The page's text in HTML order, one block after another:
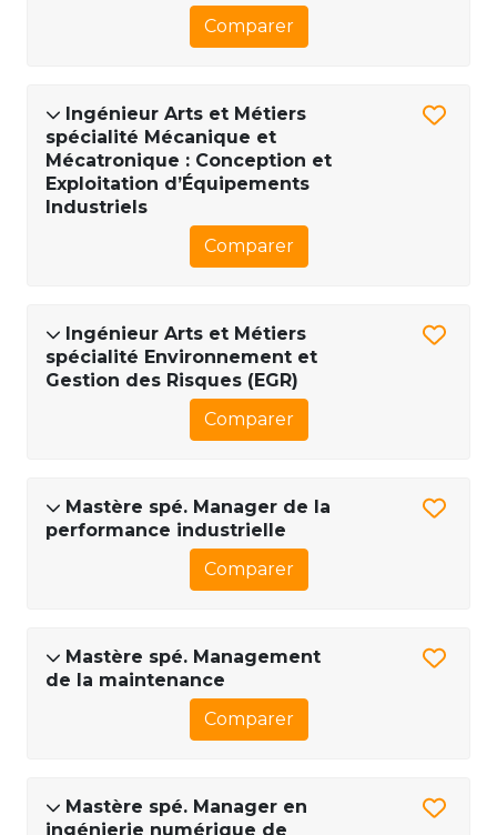
Comparer
Ingénieur Arts et Métiers
spécialité Mécanique et
Mécatronique : Conception et
Exploitation d’Équipements
Industriels
Comparer
Ingénieur Arts et Métiers
spécialité Environnement et
Gestion des Risques (EGR)
Comparer
Mastère spé. Manager de la
performance industrielle
Comparer
Mastère spé. Management
de la maintenance
Comparer
Mastère spé. Manager en
ingénierie numérique de